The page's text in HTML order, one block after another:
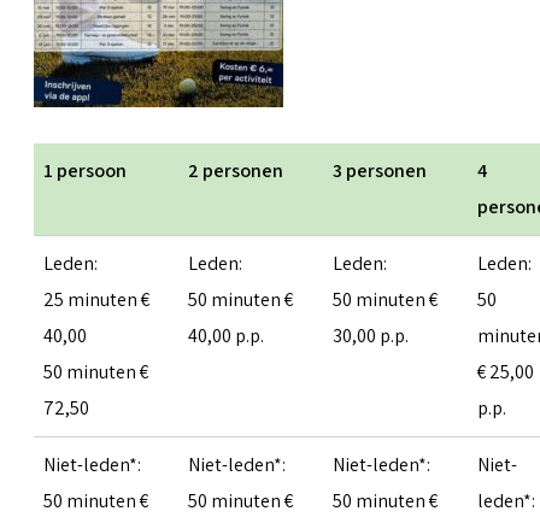
1 persoon 2 personen 3 personen
4
Leden:
25 minuten €
40,00
50 minuten €
72,50
Leden:
50 minuten €
40,00 p.p.
Leden:
50 minuten €
30,00 p.p.
Leden:
50
€ 25,00
p.p.
Niet-leden*:
50 minuten €
Niet-leden*:
50 minuten €
Niet-leden*:
50 minuten €
Niet-
leden*: